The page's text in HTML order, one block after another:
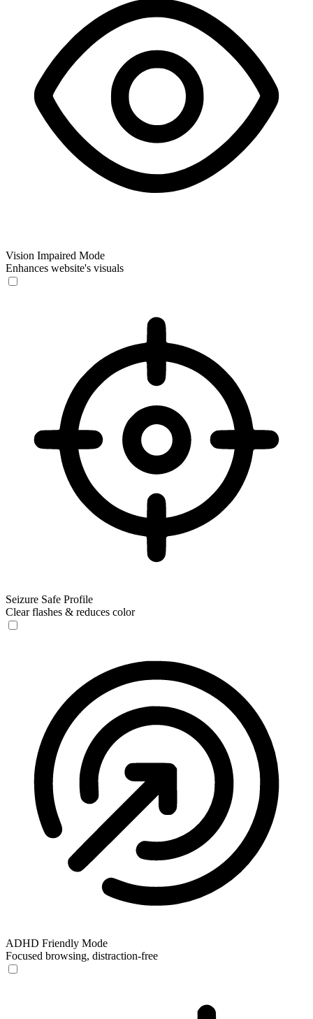
Vision Impaired Mode
Enhances website's visuals
Seizure Safe Profile
Clear flashes & reduces color
ADHD Friendly Mode
Focused browsing, distraction-free